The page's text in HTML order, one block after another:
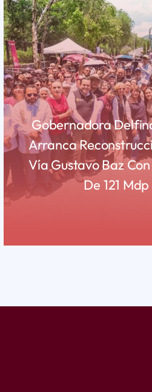
Gobernadora
Arranca
Vía Gustavo Baz
De 121 Mdp